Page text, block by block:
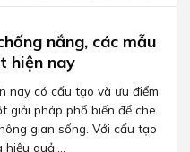
nắng, các mẫu
hiện nay
nay có cấu tạo và ưu điểm
giải pháp phổ biến để che
gian sống. Với cấu tạo
quả,...